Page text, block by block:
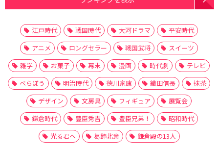
江戸時代 戦国時代 大河ドラマ
平安時代
アニメ
ロングセラー 戦国武将
スイーツ
雑学
お菓子 幕末 漫画 時代劇
テレビ
べらぼう
明治時代 徳川家康 織田信長
抹茶
デザイン
文房具 フィギュア
展覧会
鎌倉時代
豊臣秀吉 豊臣兄弟！
昭和時代
光る君へ
葛飾北斎 鎌倉殿の13人